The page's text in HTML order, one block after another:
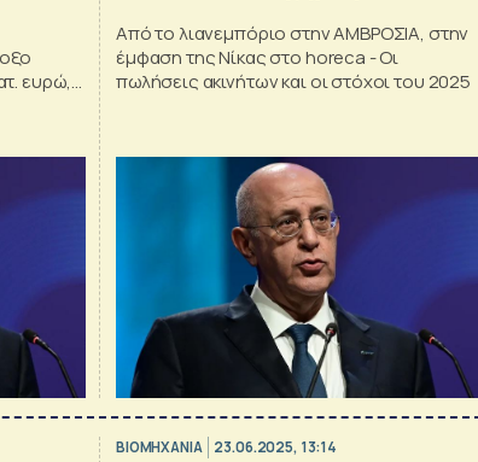
ευρώ,
Από το λιανεμπόριο στην ΑΜΒΡΟΣΙΑ, στην
έμφαση της Νίκας στο horeca - Οι
πωλήσεις ακινήτων και οι στόχοι του 2025
ΒΙΟΜΗΧΑΝΙΑ 23.06.2025, 13:14